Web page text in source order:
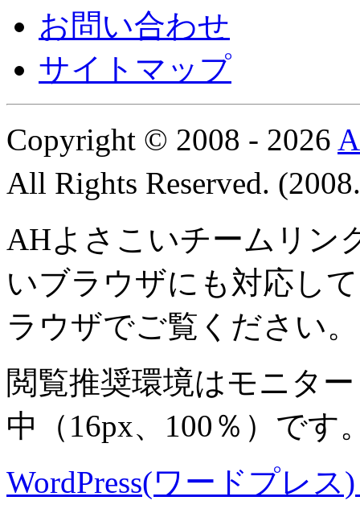
お問い合わせ
サイトマップ
Copyright © 2008 - 2026
All Rights Reserved.
AHよさこいチームリン
いブラウザにも対応し
ラウザでご覧ください。
閲覧推奨環境はモニター
中
（16px、100％）です
WordPress(ワードプレス)